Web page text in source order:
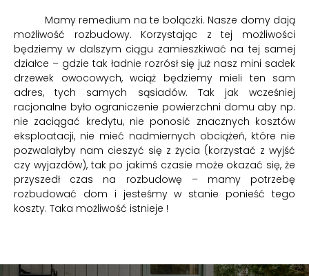
Mamy remedium na te bolączki. Nasze domy dają
możliwość rozbudowy. Korzystając z tej możliwości
będziemy w dalszym ciągu zamieszkiwać na tej samej
działce – gdzie tak ładnie rozrósł się już nasz mini sadek
drzewek owocowych, wciąż będziemy mieli ten sam
adres, tych samych sąsiadów. Tak jak wcześniej
racjonalne było ograniczenie powierzchni domu aby np.
nie zaciągać kredytu, nie ponosić znacznych kosztów
eksploatacji, nie mieć nadmiernych obciążeń, które nie
pozwalałyby nam cieszyć się z życia (korzystać z wyjść
czy wyjazdów), tak po jakimś czasie może okazać się, że
przyszedł czas na rozbudowę – mamy potrzebę
rozbudować dom i jesteśmy w stanie ponieść tego
koszty. Taka możliwość istnieje !